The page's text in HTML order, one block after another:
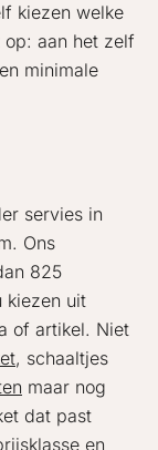
kiezen welke
aan het zelf
minimale
servies in
Ons
825
kiezen uit
of artikel. Niet
, schaaltjes
maar nog
dat past
en